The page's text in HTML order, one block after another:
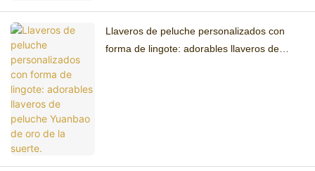
Llaveros de peluche personalizados con
forma de lingote: adorables llaveros de